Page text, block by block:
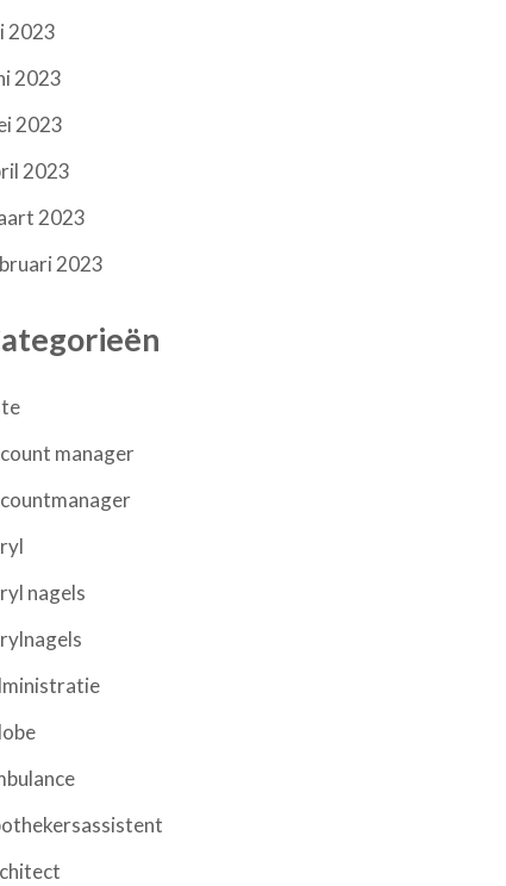
2023
2023
2023
2023
2023
2023
manager
nagels